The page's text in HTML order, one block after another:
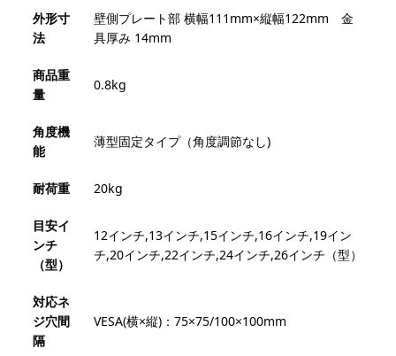
外形寸
法
壁側プレート部 横幅111mm×縦幅122mm 金
具厚み 14mm
商品重
量
0.8kg
角度機
能
薄型固定タイプ（角度調節なし)
耐荷重 20kg
目安イ
ンチ
（型）
12インチ,13インチ,15インチ,16インチ,19イン
チ,20インチ,22インチ,24インチ,26インチ（型）
対応ネ
ジ穴間
隔
VESA(横×縦)：75×75/100×100mm